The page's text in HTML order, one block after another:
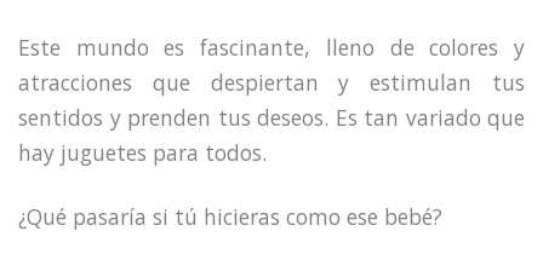
Este mundo es fascinante, lleno de colores y
atracciones que despiertan y estimulan tus
sentidos y prenden tus deseos. Es tan variado que
hay juguetes para todos.
¿Qué pasaría si tú hicieras como ese bebé?